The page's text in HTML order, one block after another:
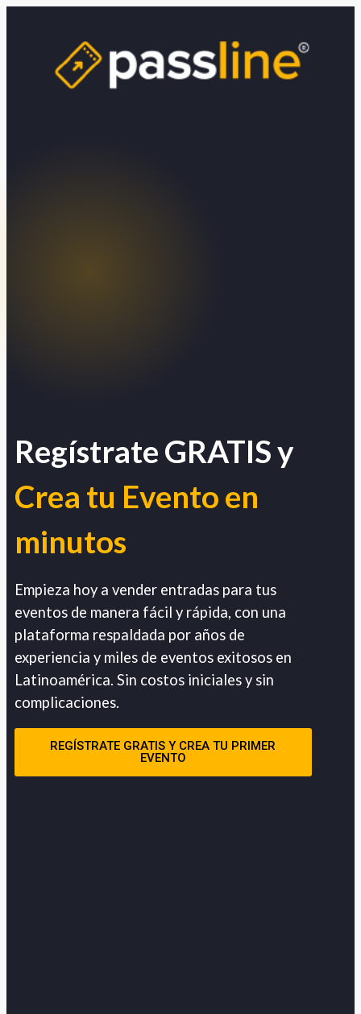
Regístrate GRATIS y
Crea tu Evento en
minutos
Empieza hoy a vender entradas para tus
eventos de manera fácil y rápida, con una
plataforma respaldada por años de
experiencia y miles de eventos exitosos en
Latinoamérica. Sin costos iniciales y sin
complicaciones.
REGÍSTRATE GRATIS Y CREA TU PRIMER
EVENTO